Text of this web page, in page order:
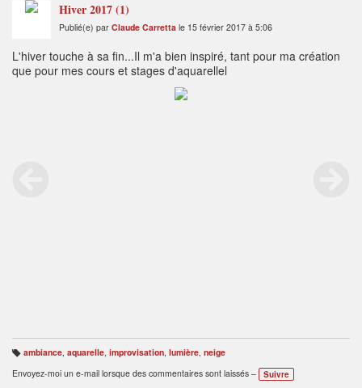
Hiver 2017 (1)
Publié(e) par Claude Carretta le 15 février 2017 à 5:06
L'hiver touche à sa fin...Il m'a bien inspiré, tant pour ma création
que pour mes cours et stages d'aquarellel
B
ali
s
ambiance, aquarelle, improvisation, lumière, neige
Envoyez-moi un e-mail lorsque des commentaires sont laissés –
Suivre